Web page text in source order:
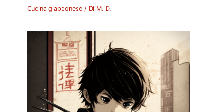
Cucina giapponese / Di M. D.